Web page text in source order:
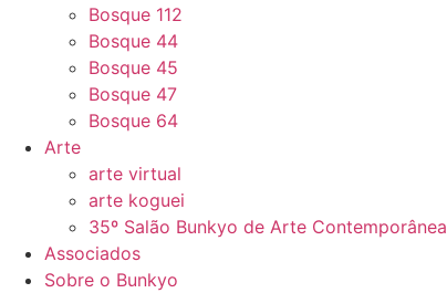
Bosque 112
Bosque 44
Bosque 45
Bosque 47
Bosque 64
Arte
arte virtual
arte koguei
35º Salão Bunkyo de Arte Contemporânea
Associados
Sobre o Bunkyo